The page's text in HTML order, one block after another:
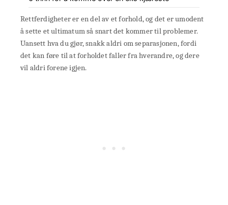
Rettferdigheter er en del av et forhold, og det er umodent
å sette et ultimatum så snart det kommer til problemer.
Uansett hva du gjør, snakk aldri om separasjonen, fordi
det kan føre til at forholdet faller fra hverandre, og dere
vil aldri forene igjen.